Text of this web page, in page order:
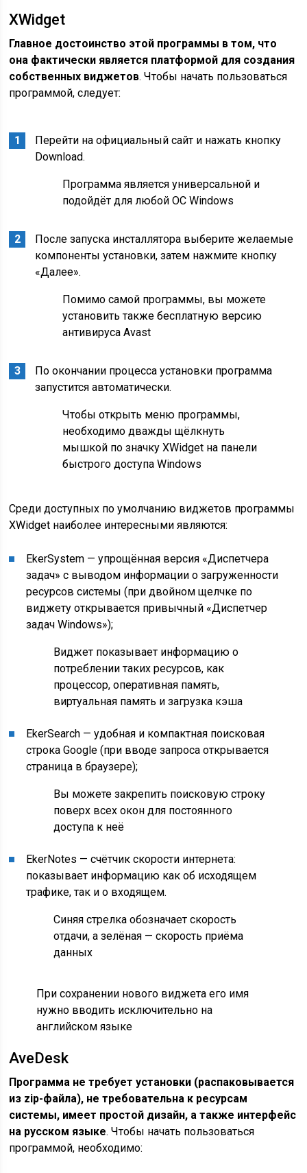
XWidget
Главное достоинство этой программы в том, что
она фактически является платформой для создания
собственных виджетов. Чтобы начать пользоваться
программой, следует:
Перейти на официальный сайт и нажать кнопку
Download.
Программа является универсальной и
подойдёт для любой ОС Windows
После запуска инсталлятора выберите желаемые
компоненты установки, затем нажмите кнопку
«Далее».
Помимо самой программы, вы можете
установить также бесплатную версию
антивируса Avast
По окончании процесса установки программа
запустится автоматически.
Чтобы открыть меню программы,
необходимо дважды щёлкнуть
мышкой по значку XWidget на панели
быстрого доступа Windows
Среди доступных по умолчанию виджетов программы
XWidget наиболее интересными являются:
EkerSystem — упрощённая версия «Диспетчера
задач» с выводом информации о загруженности
ресурсов системы (при двойном щелчке по
виджету открывается привычный «Диспетчер
задач Windows»);
Виджет показывает информацию о
потреблении таких ресурсов, как
процессор, оперативная память,
виртуальная память и загрузка кэша
EkerSearch — удобная и компактная поисковая
строка Google (при вводе запроса открывается
страница в браузере);
Вы можете закрепить поисковую строку
поверх всех окон для постоянного
доступа к неё
EkerNotes — счётчик скорости интернета:
показывает информацию как об исходящем
трафике, так и о входящем.
Синяя стрелка обозначает скорость
отдачи, а зелёная — скорость приёма
данных
При сохранении нового виджета его имя
нужно вводить исключительно на
английском языке
AveDesk
Программа не требует установки (распаковывается
из zip-файла), не требовательна к ресурсам
системы, имеет простой дизайн, а также интерфейс
на русском языке. Чтобы начать пользоваться
программой, необходимо: